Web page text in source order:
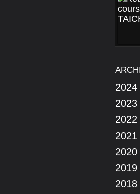
2024
2023
2022
2021
2020
2019
2018